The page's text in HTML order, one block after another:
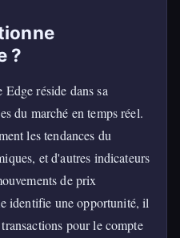
?
réside dans sa
du marché en temps réel.
les tendances du
et d'autres indicateurs
de prix
identifie une opportunité, il
pour le compte